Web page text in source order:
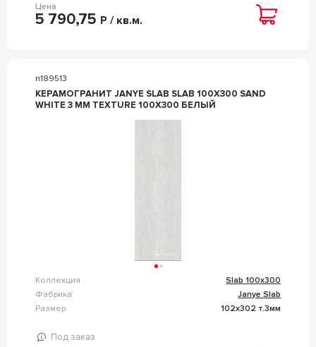
Цена
5 790,75 Р / кв.м.
n189513
КЕРАМОГРАНИТ JANYE SLAB SLAB 100X300 SAND
WHITE 3 MM TEXTURE 100X300 БЕЛЫЙ
Коллекция
Slab 100x300
Фабрика
Janye Slab
Размер
102x302 т.3мм
Под заказ